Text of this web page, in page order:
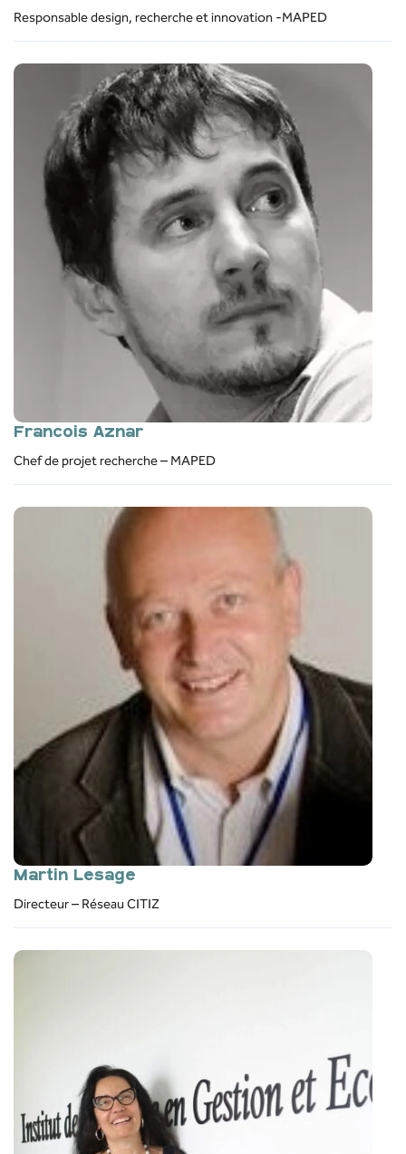
Responsable design, recherche et innovation -MAPED
François Aznar
Chef de projet recherche – MAPED
Martin Lesage
Directeur – Réseau CITIZ